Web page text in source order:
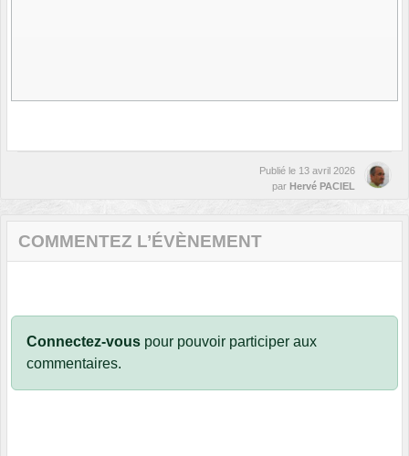
Publié le 13 avril 2026
par Hervé PACIEL
COMMENTEZ L’ÉVÈNEMENT
Connectez-vous pour pouvoir participer aux
commentaires.